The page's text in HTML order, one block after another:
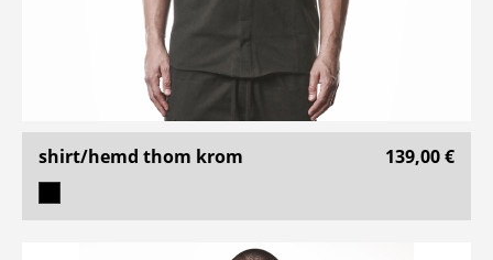
shirt/hemd thom krom 139,00 €